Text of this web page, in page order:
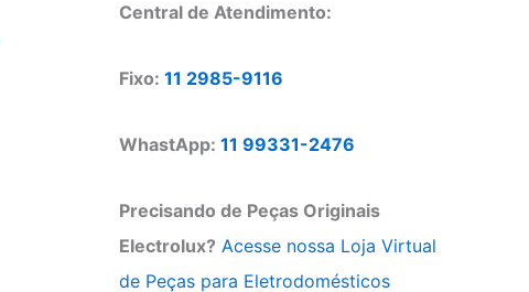
Central de Atendimento:
Fixo: 11 2985-9116
WhastApp: 11 99331-2476
Precisando de Peças Originais
Electrolux? Acesse nossa Loja Virtual
de Peças para Eletrodomésticos